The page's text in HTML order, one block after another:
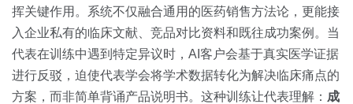
挥关键作用。系统不仅融合通用的医药销售方法论，更能接
入企业私有的临床文献、竞品对比资料和既往成功案例。当
代表在训练中遇到特定异议时，AI客户会基于真实医学证据
进行反驳，迫使代表学会将学术数据转化为解决临床痛点的
方案，而非简单背诵产品说明书。这种训练让代表理解： 成